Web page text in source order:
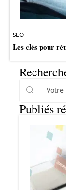
SEO
Les clés pour
Publiés